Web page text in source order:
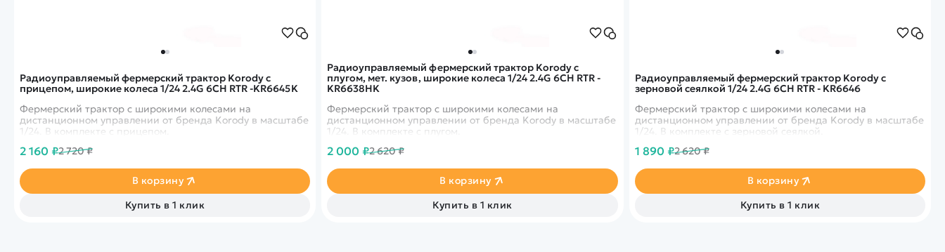
Радиоуправляемый фермерский трактор Korody с
прицепом, широкие колеса 1/24 2.4G 6CH RTR -KR6645K
Фермерский трактор с широкими колесами на
дистанционном управлении от бренда Korody в масштабе
1/24. В комплекте с прицепом.
2 160 ₽2 720 ₽
В корзину
Купить в 1 клик
Радиоуправляемый фермерский трактор Korody с
плугом, мет. кузов, широкие колеса 1/24 2.4G 6CH RTR -
KR6638HK
Фермерский трактор с широкими колесами на
дистанционном управлении от бренда Korody в масштабе
1/24. В комплекте с плугом.
2 000 ₽2 620 ₽
В корзину
Купить в 1 клик
Радиоуправляемый фермерский трактор Korody с
зерновой сеялкой 1/24 2.4G 6CH RTR - KR6646
Фермерский трактор с широкими колесами на
дистанционном управлении от бренда Korody в масштабе
1/24. В комплекте с зерновой сеялкой.
1 890 ₽2 620 ₽
В корзину
Купить в 1 клик